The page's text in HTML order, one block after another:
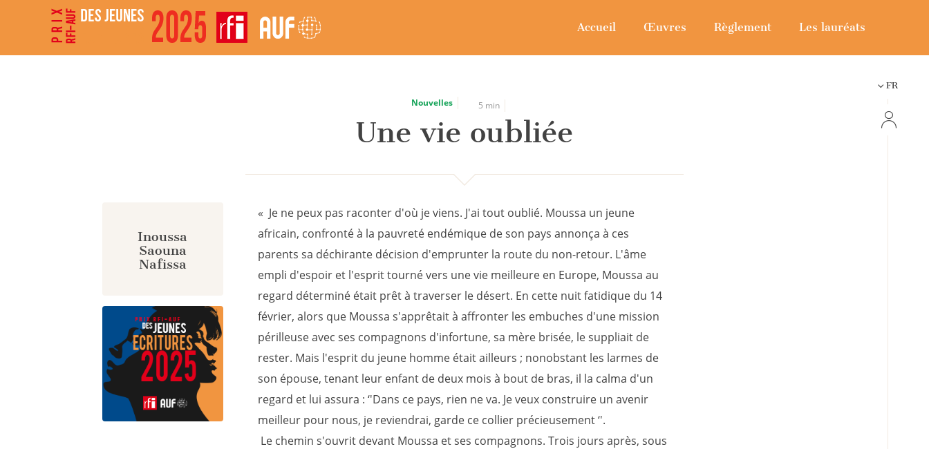
Panneau de gestion des cookies
Accueil Œuvres Règlement Les lauréats
FR
Nouvelles 5 min
Une vie oubliée
Inoussa
Saouna
Nafissa
« Je ne peux pas raconter d'où je viens. J'ai tout oublié. Moussa un jeune
africain, confronté à la pauvreté endémique de son pays annonça à ces
parents sa déchirante décision d'emprunter la route du non-retour. L'âme
empli d'espoir et l'esprit tourné vers une vie meilleure en Europe, Moussa au
regard déterminé était prêt à traverser le désert. En cette nuit fatidique du 14
février, alors que Moussa s'apprêtait à affronter les embuches d'une mission
périlleuse avec ses compagnons d'infortune, sa mère brisée, le suppliait de
rester. Mais l'esprit du jeune homme était ailleurs ; nonobstant les larmes de
son épouse, tenant leur enfant de deux mois à bout de bras, il la calma d'un
regard et lui assura : ‘'Dans ce pays, rien ne va. Je veux construire un avenir
meilleur pour nous, je reviendrai, garde ce collier précieusement ‘'.
Le chemin s'ouvrit devant Moussa et ses compagnons. Trois jours après, sous